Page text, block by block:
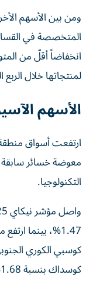
ومن بين الأسهم
انخفاضاً أقلّ من
لمنتجاتها خلال الربع
الأسهم
ارتفعت أسواق
معوضة خسائر
التكنولوجيا.
كوسداك بنسبة 1.68%.